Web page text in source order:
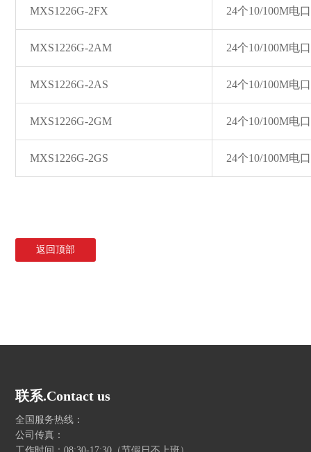
MXS1226G-2FX 24个10/100M电
MXS1226G-2AM 24个10/100M电
MXS1226G-2AS 24个10/100M电
MXS1226G-2GM 24个10/100M电
MXS1226G-2GS 24个10/100M电
返回顶部
联系.Contact us
全国服务热线：
公司传真：